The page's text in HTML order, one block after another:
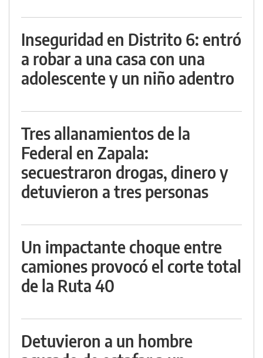
Inseguridad en Distrito 6: entró
a robar a una casa con una
adolescente y un niño adentro
Tres allanamientos de la
Federal en Zapala:
secuestraron drogas, dinero y
detuvieron a tres personas
Un impactante choque entre
camiones provocó el corte total
de la Ruta 40
Detuvieron a un hombre